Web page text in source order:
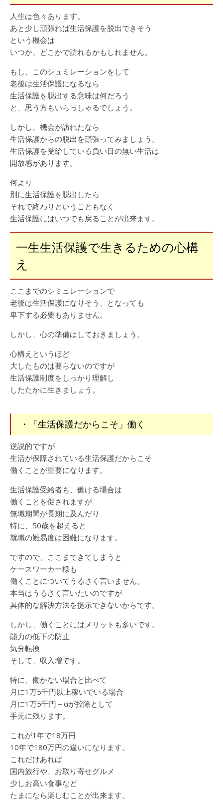
人生は色々あります。
あと少し頑張れば生活保護を脱出できそう
という機会は
いつか、どこかで訪れるかもしれません。
もし、このシュミレーションをして
老後は生活保護になるなら
生活保護を脱出する意味は何だろう
と、思う方もいらっしゃるでしょう。
しかし、機会が訪れたなら
生活保護からの脱出を頑張ってみましょう。
生活保護を受給している負い目の無い生活は
開放感があります。
何より
別に生活保護を脱出したら
それで終わりということもなく
生活保護にはいつでも戻ることが出来ます。
一生生活保護で生きるための心構
え
ここまでのシミュレーションで
老後は生活保護になりそう、となっても
卑下する必要もありません。
しかし、心の準備はしておきましょう。
心構えというほど
大したものは要らないのですが
生活保護制度をしっかり理解し
したたかに生きましょう。
・「生活保護だからこそ」働く
逆説的ですが
生活が保障されている生活保護だからこそ
働くことが重要になります。
生活保護受給者も、働ける場合は
働くことを促されますが
無職期間が長期に及んだり
特に、50歳を超えると
就職の難易度は困難になります。
ですので、ここまできてしまうと
ケースワーカー様も
働くことについてうるさく言いません。
本当はうるさく言いたいのですが
具体的な解決方法を提示できないからです。
しかし、働くことにはメリットも多いです。
能力の低下の防止
気分転換
そして、収入増です。
特に、働かない場合と比べて
月に1万5千円以上稼いでいる場合
月に1万5千円＋αが控除として
手元に残ります。
これが1年で18万円
10年で180万円の違いになります。
これだけあれば
国内旅行や、お取り寄せグルメ
少しお高い食事など
たまになら楽しむことが出来ます。